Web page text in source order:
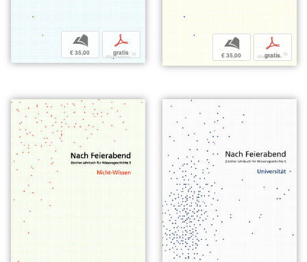
b
€ 35,00
p
gratis
b
€ 35,00
p
gratis